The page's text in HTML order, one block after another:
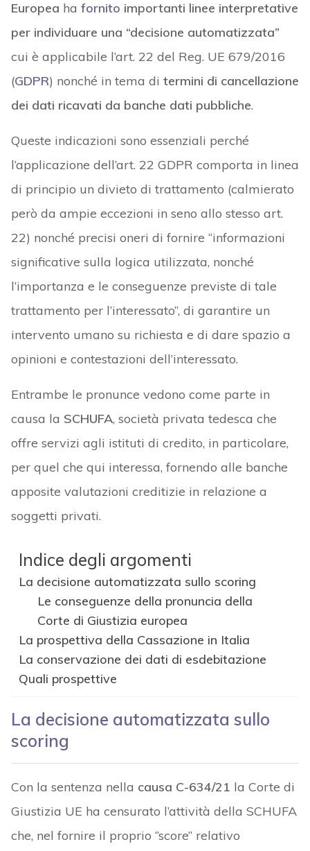
Europea ha fornito importanti linee interpretative
per individuare una “decisione automatizzata”
cui è applicabile l’art. 22 del Reg. UE 679/2016
(GDPR) nonché in tema di termini di cancellazione
dei dati ricavati da banche dati pubbliche.
Queste indicazioni sono essenziali perché
l’applicazione dell’art. 22 GDPR comporta in linea
di principio un divieto di trattamento (calmierato
però da ampie eccezioni in seno allo stesso art.
22) nonché precisi oneri di fornire “informazioni
significative sulla logica utilizzata, nonché
l’importanza e le conseguenze previste di tale
trattamento per l’interessato”, di garantire un
intervento umano su richiesta e di dare spazio a
opinioni e contestazioni dell’interessato.
Entrambe le pronunce vedono come parte in
causa la SCHUFA, società privata tedesca che
offre servizi agli istituti di credito, in particolare,
per quel che qui interessa, fornendo alle banche
apposite valutazioni creditizie in relazione a
soggetti privati.
Indice degli argomenti
La decisione automatizzata sullo scoring
Le conseguenze della pronuncia della
Corte di Giustizia europea
La prospettiva della Cassazione in Italia
La conservazione dei dati di esdebitazione
Quali prospettive
La decisione automatizzata sullo
scoring
Con la sentenza nella causa C-634/21 la Corte di
Giustizia UE ha censurato l’attività della SCHUFA
che, nel fornire il proprio “score” relativo